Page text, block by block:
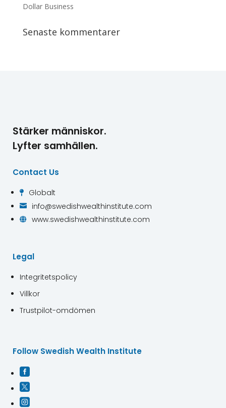
Dollar Business
Senaste kommentarer
Stärker människor.
Lyfter samhällen.
Contact Us
 Globalt
 info@swedishwealthinstitute.com
 www.swedishwealthinstitute.com
Legal
Integritetspolicy
Villkor
Trustpilot-omdömen
Follow Swedish Wealth Institute


